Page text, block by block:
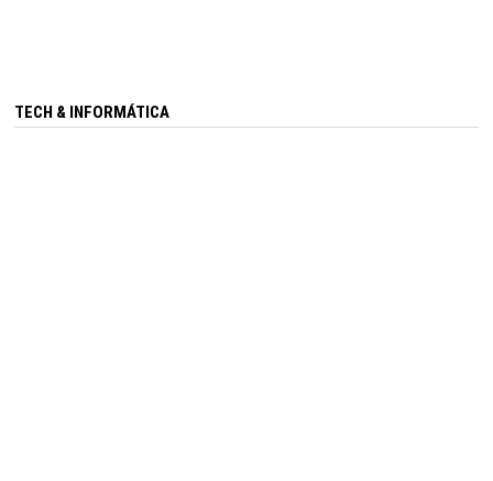
TECH & INFORMÁTICA